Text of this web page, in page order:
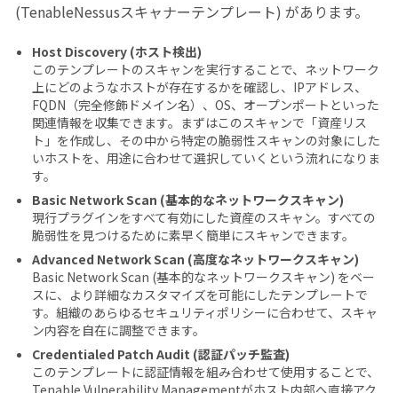
(TenableNessusスキャナーテンプレート) があります。
Host Discovery (ホスト検出)
このテンプレートのスキャンを実行することで、ネットワーク
上にどのようなホストが存在するかを確認し、IPアドレス、
FQDN（完全修飾ドメイン名）、OS、オープンポートといった
関連情報を収集できます。まずはこのスキャンで「資産リス
ト」を作成し、その中から特定の脆弱性スキャンの対象にした
いホストを、用途に合わせて選択していくという流れになりま
す。
Basic Network Scan (基本的なネットワークスキャン)
現行プラグインをすべて有効にした資産のスキャン。すべての
脆弱性を見つけるために素早く簡単にスキャンできます。
Advanced Network Scan (高度なネットワークスキャン)
Basic Network Scan (基本的なネットワークスキャン) をベー
スに、より詳細なカスタマイズを可能にしたテンプレートで
す。組織のあらゆるセキュリティポリシーに合わせて、スキャ
ン内容を自在に調整できます。
Credentialed Patch Audit (認証パッチ監査)
このテンプレートに認証情報を組み合わせて使用することで、